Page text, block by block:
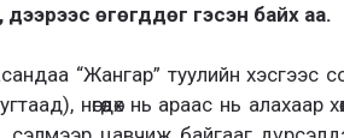
дээрээс өгөгддөг гэсэн байх аа.
“Жангар” туулийн хэсгээс
нөгөөдөх нь араас нь алахаар